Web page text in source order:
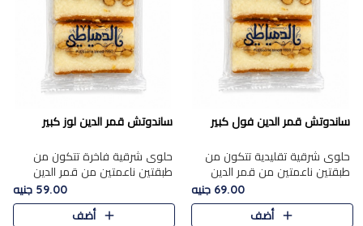
ساندوتش قمر الدين فول كبير
حلوى شرقية تقليدية تتكون من
طبقتين ناعمتين من قمر الدين
الفاخر، تتوسطهما حشوة غنية من
الفول السوداني المحمص، لتجمع
بين حلاوة المشمش الطبيعية..
69.00 جنيه
أضف
ساندوتش قمر الدين لوز كبير
حلوى شرقية فاخرة تتكون من
طبقتين ناعمتين من قمر الدين
الفاخر، تتوسطهما حشوة غنية من
اللوز المحمص لتمنح مزيجًا متوازنًا
من النعومة والقرمشة. ..
59.00 جنيه
أضف